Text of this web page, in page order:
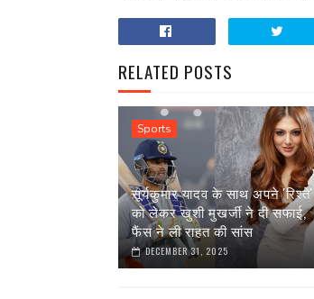
RELATED POSTS
Sports
सूर्यकुमार यादव के साथ अपने 'रिश्ते'
को लेकर खुशी मुखर्जी ने दी सफाई,
फैंस ने ली राहत की सांस
DECEMBER 31, 2025